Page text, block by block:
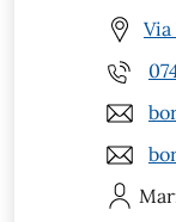
Via